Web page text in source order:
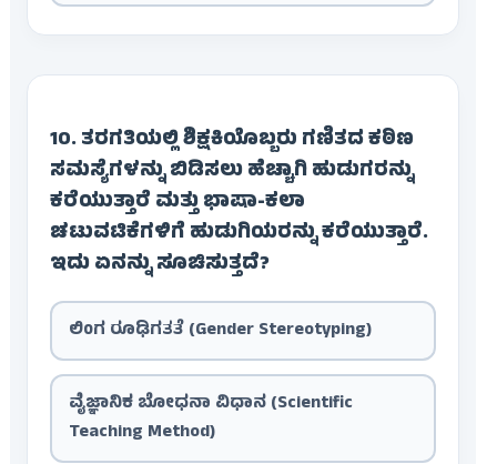
10. ತರಗತಿಯಲ್ಲಿ ಶಿಕ್ಷಕಿಯೊಬ್ಬರು ಗಣಿತದ ಕಠಿಣ
ಸಮಸ್ಯೆಗಳನ್ನು ಬಿಡಿಸಲು ಹೆಚ್ಚಾಗಿ ಹುಡುಗರನ್ನು
ಕರೆಯುತ್ತಾರೆ ಮತ್ತು ಭಾಷಾ-ಕಲಾ
ಚಟುವಟಿಕೆಗಳಿಗೆ ಹುಡುಗಿಯರನ್ನು ಕರೆಯುತ್ತಾರೆ.
ಇದು ಏನನ್ನು ಸೂಚಿಸುತ್ತದೆ?
ಲಿಂಗ ರೂಢಿಗತತೆ (Gender Stereotyping)
ವೈಜ್ಞಾನಿಕ ಬೋಧನಾ ವಿಧಾನ (Scientific
Teaching Method)